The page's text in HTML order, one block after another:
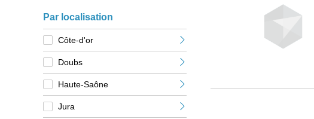
Par localisation
Côte-d'or
Doubs
Haute-Saône
Jura